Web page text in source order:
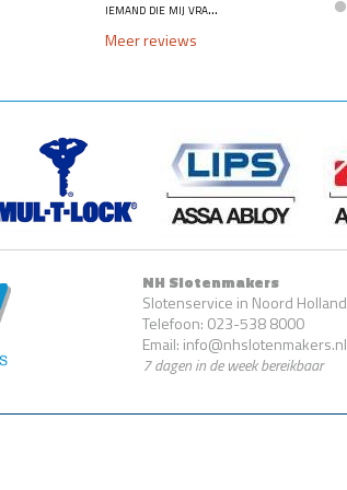
iemand die mij vra...
Meer reviews
NH Slotenmakers
Slotenservice in Noord Holland
Telefoon: 023-538 8000
Email: info@nhslotenmakers.nl
7 dagen in de week bereikbaar